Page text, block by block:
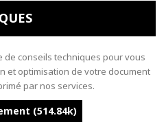
conseils techniques pour vous
et optimisation de votre document
par nos services.
(514.84k)